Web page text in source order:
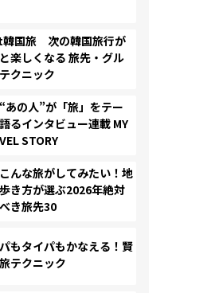
国旅 次の韓国旅行が
楽しくなる 旅先・グル
クニック
あの人”が「旅」をテー
るインタビュー連載 MY
STORY
んな旅がしてみたい！地
き方が選ぶ2026年絶対
き旅先30
もタイパもかなえる！賢
テクニック